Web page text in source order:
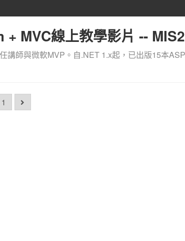
MVC線上教學影片 --
講師與微軟MVP。自.NET 1.x起，已出版15本
1